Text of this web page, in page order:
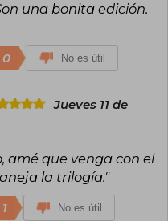
una bonita edición.
0 No es útil
Jueves 11 de
amé que venga con el
la trilogía."
1 No es útil